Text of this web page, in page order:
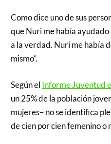
Como dice uno de sus
que Nuri me había
a la verdad. Nuri me había
mismo”.
Según el Informe Juventud
un 25% de la población
mujeres– no se identifica
de cien por cien femenino o